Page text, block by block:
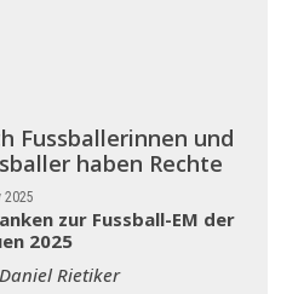
Fussballerinnen und
haben Rechte
2025
zur Fussball-EM der
2025
Rietiker